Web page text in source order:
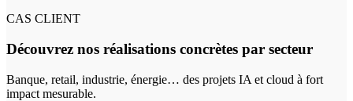
CAS CLIENT
Découvrez nos réalisations concrètes par secteur
Banque, retail, industrie, énergie… des projets IA et cloud à fort
impact mesurable.